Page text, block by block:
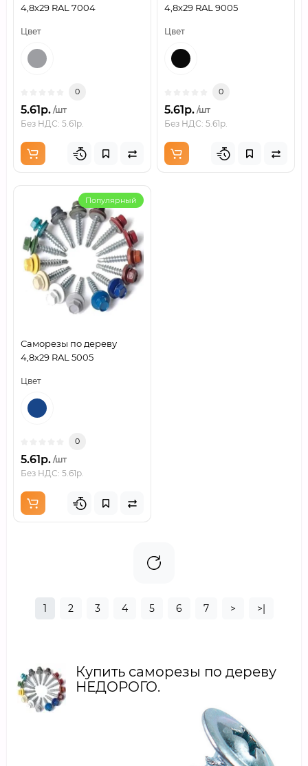
4,8х29 RAL 7004
Цвет
0
5.61р. /шт
Без НДС: 5.61р.
4,8х29 RAL 9005
Цвет
0
5.61р. /шт
Без НДС: 5.61р.
Популярный
Саморезы по дереву
4,8х29 RAL 5005
Цвет
0
5.61р. /шт
Без НДС: 5.61р.
1 2 3 4 5 6 7 > >|
Купить саморезы по дереву
НЕДОРОГО.